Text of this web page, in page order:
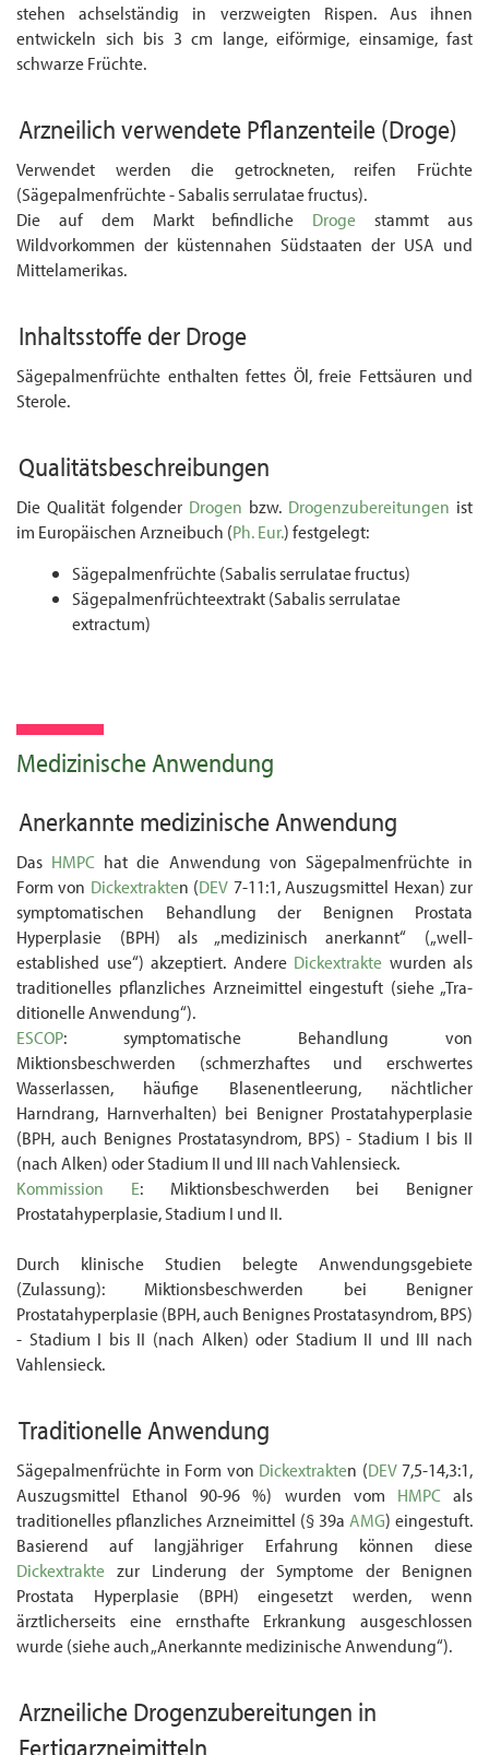
stehen achselständig in verzweigten Rispen. Aus ihnen
entwickeln sich bis 3 cm lange, eiförmige, einsamige, fast
schwarze Früchte.
Arzneilich verwendete Pflanzenteile (Droge)
Verwendet werden die getrockneten, reifen Früchte
(Sägepalmenfrüchte - Sabalis serrulatae fructus).
Die auf dem Markt befindliche Drogestammt aus
Wildvorkommen der küsten­nahen Südstaaten der USA und
Mittelamerikas.
Inhaltsstoffe der Droge
Sägepalmenfrüchte enthalten fettes Öl, freie Fettsäuren und
Sterole.
Qualitätsbeschreibungen
Die Qualität folgender Drogen bzw. Drogenzubereitungen ist
im Europäischen Arzneibuch (Ph. Eur.) festgelegt:
Sägepalmenfrüchte (Sabalis serrulatae fructus)
Sägepalmenfrüchteextrakt (Sabalis serrulatae
extractum)
Medizinische Anwendung
Anerkannte medizinische Anwendung
Das HMPC hat die Anwendung von Sägepalmenfrüchte in
Form von Dickextrakten (DEV 7-11:1, Auszugsmittel Hexan) zur
symptomatischen Behandlung der Benignen Prostata
Hyperplasie (BPH) als „medizinisch anerkannt“ („well-
established use“) akzeptiert. Andere Dickextrakte wurden als
traditionelles pflanzliches Arzneimittel eingestuft (siehe „Tra­
ditionelle Anwendung“).
ESCOP: symptomatische Behandlung von
Miktionsbeschwerden (schmerzhaftes und erschwertes
Wasserlassen, häufige Blasenentleerung, nächtlicher
Harndrang, Harn­verhalten) bei Benigner Prostatahyperplasie
(BPH, auch Benignes Prostatasyndrom, BPS) - Stadium I bis II
(nach Alken) oder Stadium II und III nach Vahlensieck.
Kommission E: Miktionsbeschwerden bei Benigner
Prostatahyperplasie, Stadium I und II.
Durch klinische Studien belegte Anwendungsgebiete
(Zulassung): Miktionsbeschwerden bei Benigner
Prostatahyperplasie (BPH, auch Benignes Prostatasyndrom, BPS)
- Stadium I bis II (nach Alken) oder Stadium II und III nach
Vahlensieck.
Traditionelle Anwendung
Sägepalmenfrüchte in Form von Dickextrakten (DEV7,5-14,3:1,
Auszugsmittel Ethanol 90-96 %) wurden vom HMPCals
traditionelles pflanzliches Arzneimittel (§ 39a AMG) eingestuft.
Basierend auf langjähriger Erfahrung können diese
Dickextrakte zur Linderung der Symptome der Benignen
Prostata Hyperplasie (BPH) eingesetzt werden, wenn
ärztlicherseits eine ernsthafte Erkrankung ausgeschlossen
wurde (siehe auch „Anerkannte medizinische Anwendung“).
Arzneiliche Drogenzubereitungen in
Fertigarzneimitteln